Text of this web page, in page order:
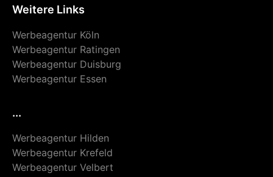
Weitere Links
Werbeagentur Köln
Werbeagentur Ratingen
Werbeagentur Duisburg
Werbeagentur Essen
...
Werbeagentur Hilden
Werbeagentur Krefeld
Werbeagentur Velbert